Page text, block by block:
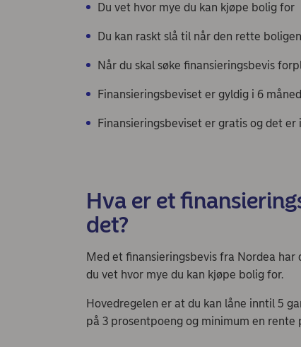
Du vet hvor mye du kan kjøpe bolig for
Du kan raskt slå til når den rette
Når du skal søke finansieringsbevis
Finansieringsbeviset er gyldig i 6
Finansieringsbeviset er gratis og det
Hva er et
det?
Med et finansieringsbevis fra Nordea har
du vet hvor mye du kan kjøpe bolig for.
Hovedregelen er at du kan låne inntil 5
på 3 prosentpoeng og minimum en rente